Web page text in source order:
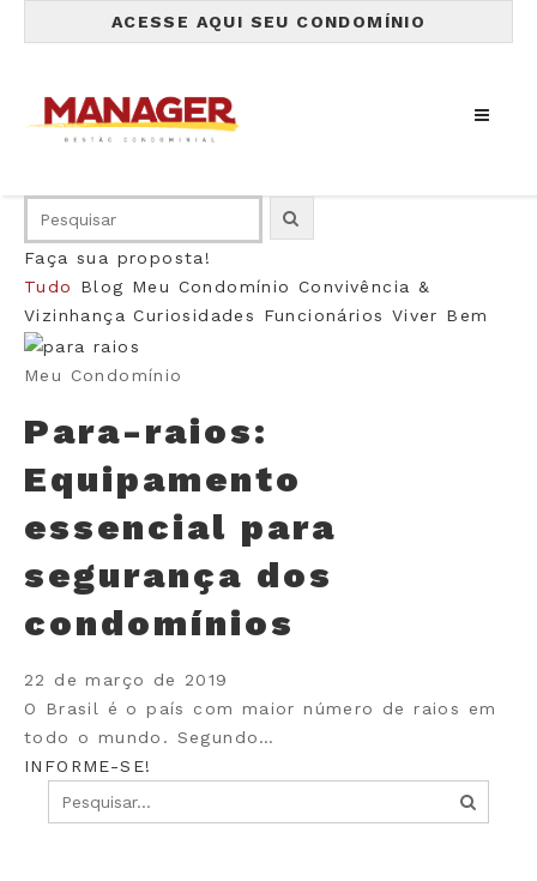
ACESSE AQUI SEU CONDOMÍNIO
Faça sua proposta!
Tudo
Blog Meu Condomínio Convivência &
Vizinhança Curiosidades Funcionários Viver Bem
Meu Condomínio
Para-raios:
Equipamento
essencial para
segurança dos
condomínios
22 de março de 2019
O Brasil é o país com maior número de raios em
todo o mundo. Segundo…
INFORME-SE!